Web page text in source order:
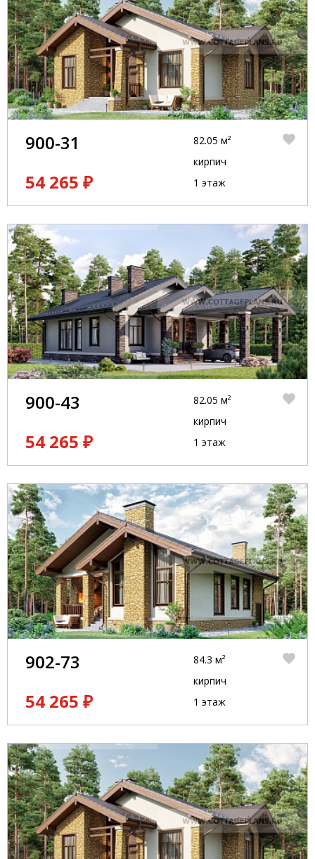
900-31
54 265 ₽
82.05 м²
кирпич
1 этаж
900-43
54 265 ₽
82.05 м²
кирпич
1 этаж
902-73
54 265 ₽
84.3 м²
кирпич
1 этаж